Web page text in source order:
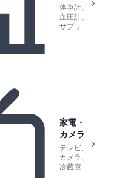
体重計、
血圧計、
サプリ
家電・
カメラ
テレビ、
カメラ、
冷蔵庫